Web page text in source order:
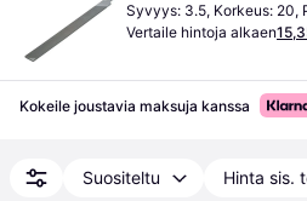
Syvyys: 3.5, Korkeus: 20,
Vertaile hintoja alkaen
Kokeile joustavia maksuja kanssa
Suositeltu Hinta sis.